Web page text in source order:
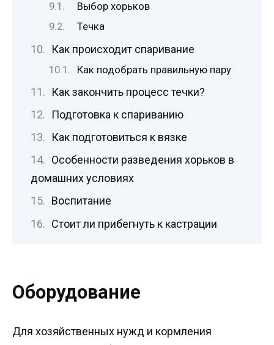
Выбор хорьков
Течка
Как происходит спаривание
Как подобрать правильную пару
Как закончить процесс течки?
Подготовка к спариванию
Как подготовиться к вязке
Особенности разведения хорьков в
домашних условиях
Воспитание
Стоит ли прибегнуть к кастрации
Оборудование
Для хозяйственных нужд и кормления